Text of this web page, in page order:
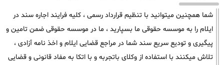
شما همچنین میتوانید با تنظیم قرارداد رسمی ، کلیه فرایند اجاره سند در
ایلام را به موسسه حقوقی ما بسپارید ، ما در موسسه حقوقی ضمن تامین و
پیگیری و تودیع سریع سند شما در مراجع قضایی ایلام و اخذ نامه آزادی ،
تلاش میکنند با استفاده از وکلای باتجربه و با اتکا به مفاد قانونی و قضایی